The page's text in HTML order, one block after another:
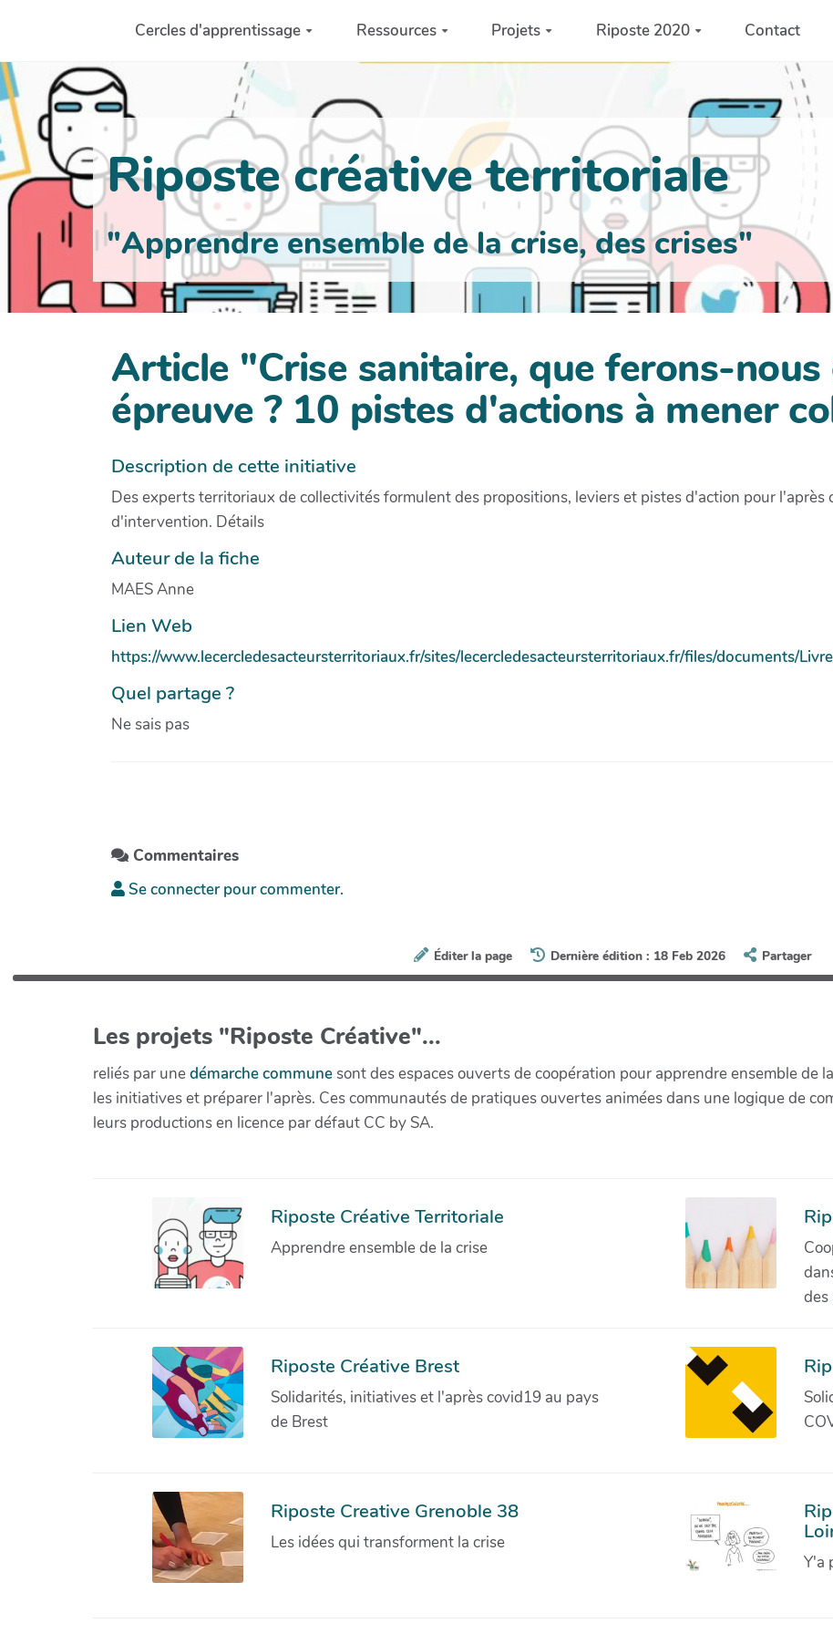
Aller au contenu principalCercles d'apprentissage Ressources Projets Riposte 2020 Contact
Riposte créative territoriale
"Apprendre ensemble de la crise, des crises"
Article "Crise sanitaire, que ferons-nous
épreuve ? 10 pistes d'actions à mener
Description de cette initiative
Des experts territoriaux de collectivités formulent des propositions, leviers et pistes d'action pour
d'intervention. Détails
Auteur de la fiche
MAES Anne
Lien Web
https://www.lecercledesacteursterritoriaux.fr/sites/lecercledesacteursterritoriaux.fr/files/documents/
Quel partage ?
Ne sais pas
Commentaires
Se connecter pour commenter.
Éditer la page Dernière édition : 18 Feb 2026 Partager
Les projets "Riposte Créative"...
reliés par unedémarche communesont des espaces ouverts de coopération pour apprendre ensemble de
les initiatives et préparer l'après. Ces communautés de pratiques ouvertes animées dans une logique de
leurs productions en licence par défaut CC by SA.
Riposte Créative Territoriale
Apprendre ensemble de la crise
des
Riposte Créative Brest
Solidarités, initiatives et l'après covid19 au pays
de Brest
Riposte Creative Grenoble 38
Les idées qui transforment la crise
Y'a